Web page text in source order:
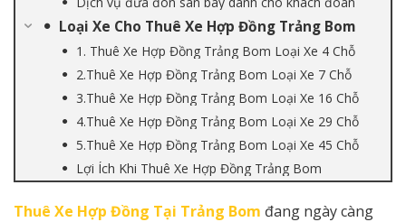
Loại Xe Cho Thuê Xe Hợp Đồng Trảng Bom
1. Thuê Xe Hợp Đồng Trảng Bom Loại Xe 4 Chỗ
2.Thuê Xe Hợp Đồng Trảng Bom Loại Xe 7 Chỗ
3.Thuê Xe Hợp Đồng Trảng Bom Loại Xe 16 Chỗ
4.Thuê Xe Hợp Đồng Trảng Bom Loại Xe 29 Chỗ
5.Thuê Xe Hợp Đồng Trảng Bom Loại Xe 45 Chỗ
Lợi Ích Khi Thuê Xe Hợp Đồng Trảng Bom
Thuê Xe Hợp Đồng Tại Trảng Bom đang ngày càng